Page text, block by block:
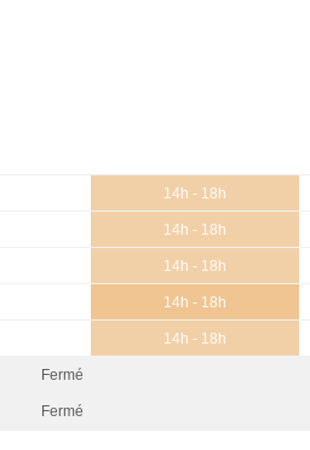
14h - 18h
14h - 18h
14h - 18h
14h - 18h
14h - 18h
Fermé
Fermé